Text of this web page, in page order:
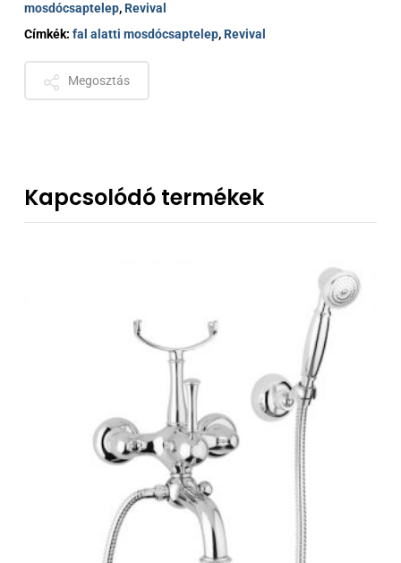
mosdócsaptelep,Revival
Címkék: fal alatti mosdócsaptelep,Revival
Megosztás
Kapcsolódó termékek